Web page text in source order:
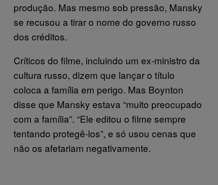
produção. Mas mesmo sob pressão, Mansky
se recusou a tirar o nome do governo russo
dos créditos.
Críticos do filme, incluindo um ex-ministro da
cultura russo, dizem que lançar o título
coloca a família em perigo. Mas Boynton
disse que Mansky estava “muito preocupado
com a família”. “Ele editou o filme sempre
tentando protegê-los”, e só usou cenas que
não os afetariam negativamente.